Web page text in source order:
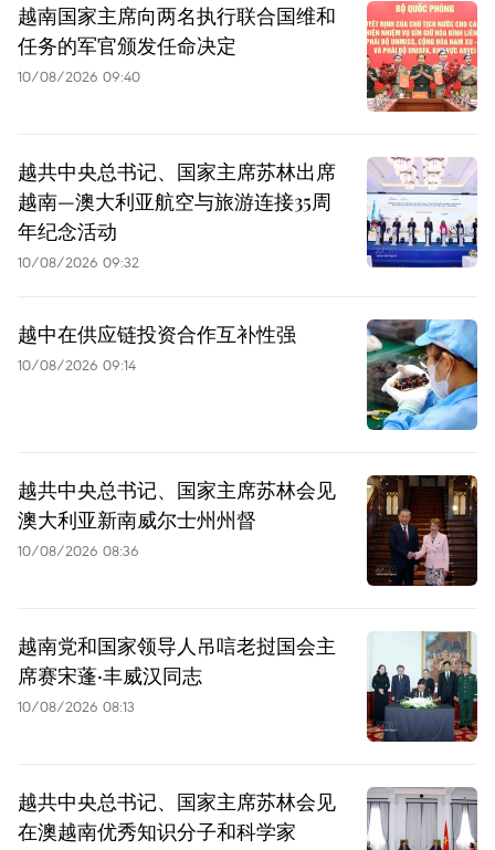
越南国家主席向两名执行联合国维和
任务的军官颁发任命决定
10/08/2026 09:40
越共中央总书记、国家主席苏林出席
越南—澳大利亚航空与旅游连接35周
年纪念活动
10/08/2026 09:32
越中在供应链投资合作互补性强
10/08/2026 09:14
越共中央总书记、国家主席苏林会见
澳大利亚新南威尔士州州督
10/08/2026 08:36
越南党和国家领导人吊唁老挝国会主
席赛宋蓬·丰威汉同志
10/08/2026 08:13
越共中央总书记、国家主席苏林会见
在澳越南优秀知识分子和科学家